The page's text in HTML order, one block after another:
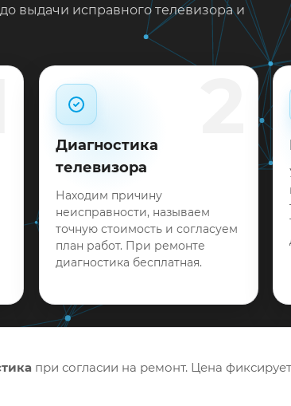
выдачи исправного телевизора и
Диагностика
телевизора
Находим причину
неисправности, называем
точную стоимость и согласуем
план работ. При ремонте
диагностика бесплатная.
при согласии на ремонт. Цена